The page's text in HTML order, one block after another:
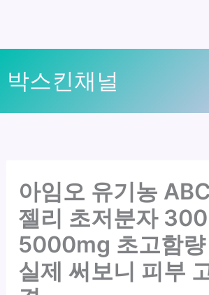
텐
로
박스킨채널
아임오 유기농
젤리 초저분자
5000mg 초고함
실제 써보니 피부